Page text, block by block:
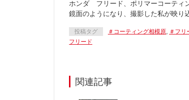
ホンダ フリード、ポリマーコーティ
鏡面のようになり、撮影した私が映り
投稿タグ ＃コーティング相模原, ＃フリ
フリード
関連記事